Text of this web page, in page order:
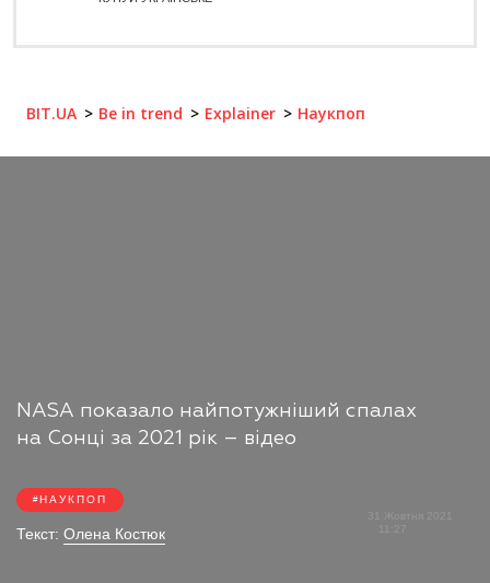
BIT.UA Be in trend Explainer Наукпоп
NASA показало найпотужніший спалах
на Сонці за 2021 рік – відео
НАУКПОП
Текст: Олена Костюк
31 Жовтня 2021
11:27